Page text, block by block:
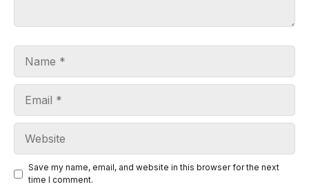
Save my name, email, and website in this browser for the next
time I comment.